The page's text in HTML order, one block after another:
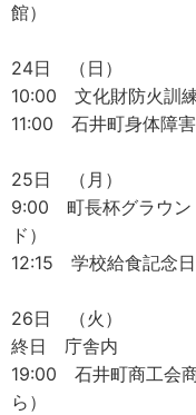
館）
24日 （日）
10:00 文化財防火訓練
11:00 石井町身体障害
25日 （月）
9:00 町長杯グラウン
ド）
12:15 学校給食記念日
26日 （火）
終日 庁舎内
19:00 石井町商工会
ら）